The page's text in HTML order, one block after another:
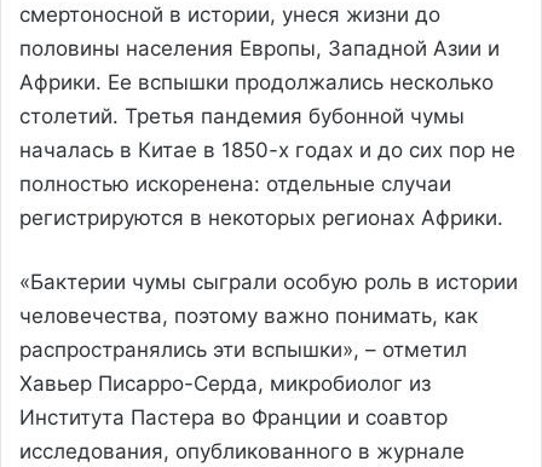
смертоносной в истории, унеся жизни до
половины населения Европы, Западной Азии и
Африки. Ее вспышки продолжались несколько
столетий. Третья пандемия бубонной чумы
началась в Китае в 1850-х годах и до сих пор не
полностью искоренена: отдельные случаи
регистрируются в некоторых регионах Африки.
«Бактерии чумы сыграли особую роль в истории
человечества, поэтому важно понимать, как
распространялись эти вспышки», – отметил
Хавьер Писарро-Серда, микробиолог из
Института Пастера во Франции и соавтор
исследования, опубликованного в журнале